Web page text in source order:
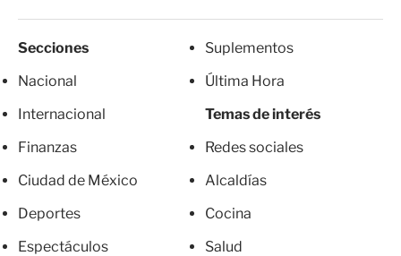
Secciones
Nacional
Internacional
Finanzas
Ciudad de México
Deportes
Espectáculos
Suplementos
Última Hora
Temas de interés
Redes sociales
Alcaldías
Cocina
Salud